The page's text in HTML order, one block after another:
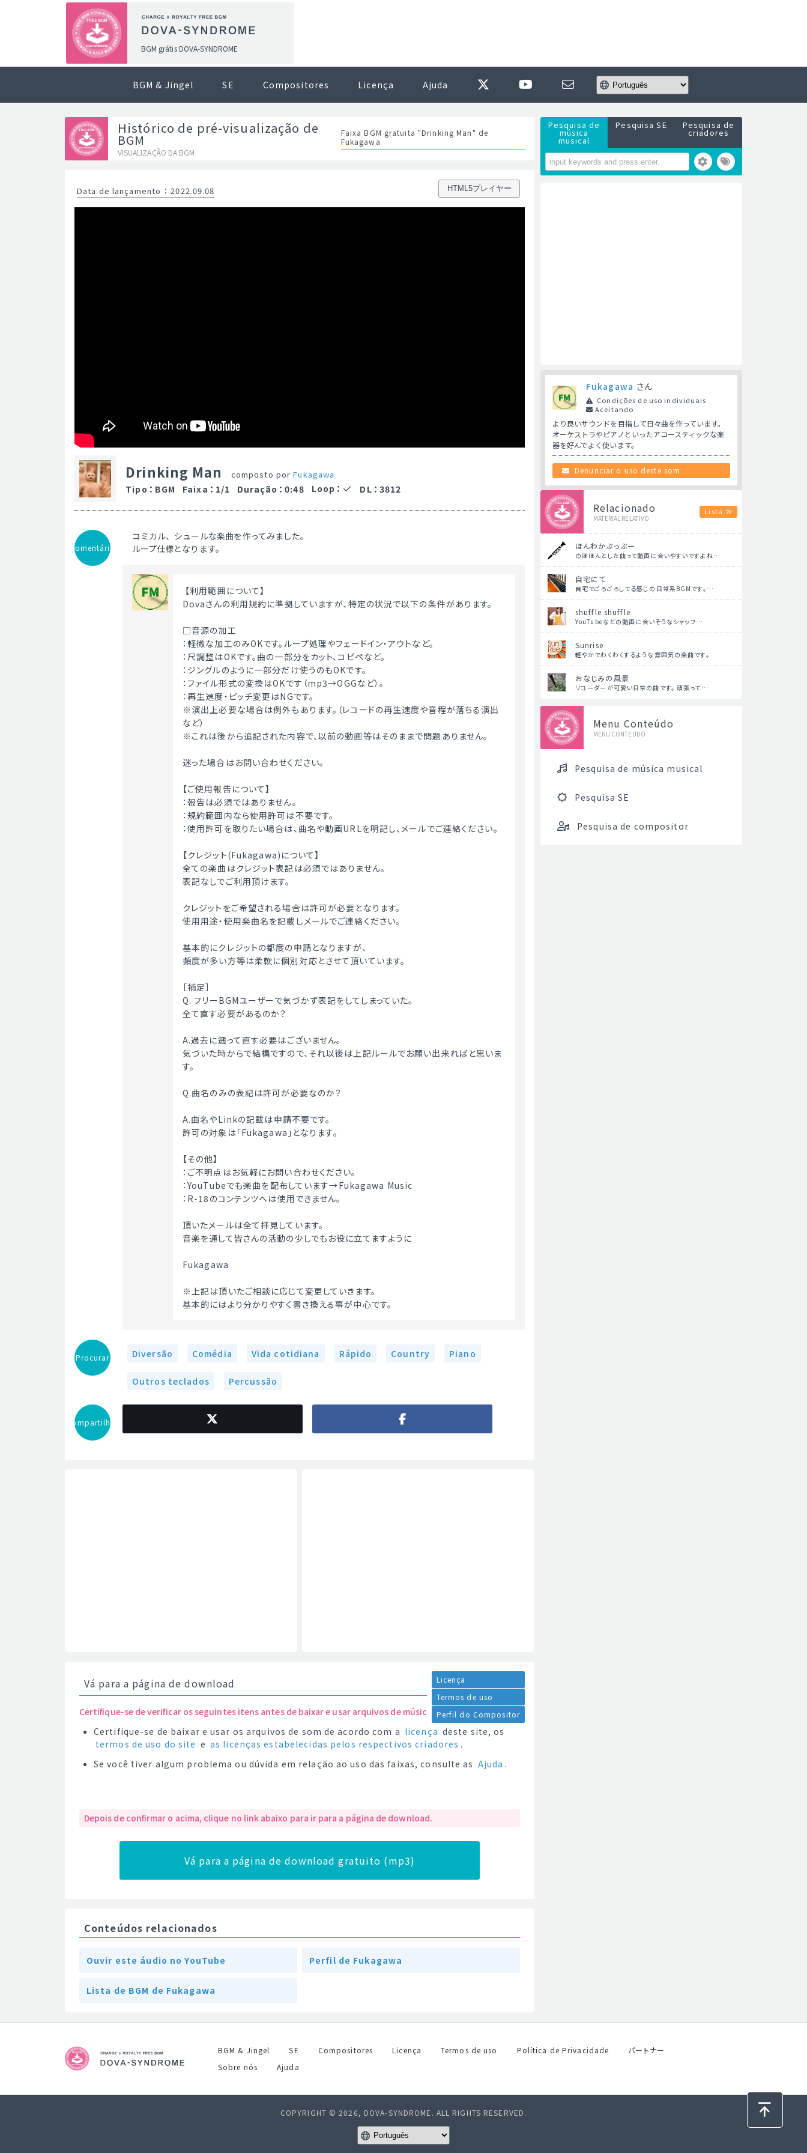
BGM grátis DOVA-SYNDROME
BGM & Jingel SE Compositores Licença Ajuda
Histórico de pré-visualização de
BGM
VISUALIZAÇÃO DA BGM
Faixa BGM gratuita "Drinking Man" de
Fukagawa
Data de lançamento ： 2022.09.08 HTML5プレイヤー
Drinking Man composto porFukagawa
Tipo ： BGM Faixa ： 1/1 Duração ： 0:48 Loop ： DL ： 3812
Comentário
コミカル、シュールな楽曲を作ってみました。
ループ仕様となります。
【利用範囲について】
Dovaさんの利用規約に準拠していますが、特定の状況で以下の条件があります。
□音源の加工
：軽微な加工のみOKです。ループ処理やフェードイン・アウトなど。
：尺調整はOKです。曲の一部分をカット、コピペなど。
：ジングルのように一部分だけ使うのもOKです。
：ファイル形式の変換はOKです（mp3→OGGなど）。
：再生速度・ピッチ変更はNGです。
※演出上必要な場合は例外もあります。（レコードの再生速度や音程が落ちる演出
など）
※これは後から追記された内容で、以前の動画等はそのままで問題ありません。
迷った場合はお問い合わせください。
【ご使用報告について】
：報告は必須ではありません。
：規約範囲内なら使用許可は不要です。
：使用許可を取りたい場合は、曲名や動画URLを明記し、メールでご連絡ください。
【クレジット(Fukagawa)について】
全ての楽曲はクレジット表記は必須ではありません。
表記なしでご利用頂けます。
クレジットをご希望される場合は許可が必要となります。
使用用途・使用楽曲名を記載しメールでご連絡ください。
基本的にクレジットの都度の申請となりますが、
頻度が多い方等は柔軟に個別対応とさせて頂いています。
［補足］
Q. フリーBGMユーザーで気づかず表記をしてしまっていた。
全て直す必要があるのか？
A.過去に遡って直す必要はございません。
気づいた時からで結構ですので、それ以後は上記ルールでお願い出来ればと思いま
す。
Q.曲名のみの表記は許可が必要なのか？
A.曲名やLinkの記載は申請不要です。
許可の対象は「Fukagawa」となります。
【その他】
：ご不明点はお気軽にお問い合わせください。
：YouTubeでも楽曲を配布しています→Fukagawa Music
：R-18のコンテンツへは使用できません。
頂いたメールは全て拝見しています。
音楽を通して皆さんの活動の少しでもお役に立てますように
Fukagawa
※上記は頂いたご相談に応じて変更していきます。
基本的にはより分かりやすく書き換える事が中心です。
Procurar Diversão Comédia Vida cotidiana Rápido Country Piano
Outros teclados Percussão
Compartilhar
Vá para a página de download
Licença
Termos de uso
Perfil do Compositor
Certifique-se de verificar os seguintes itens antes de baixar e usar arquivos de música.
Certifique-se de baixar e usar os arquivos de som de acordo com a licença deste site, os
termos de uso do site e as licenças estabelecidas pelos respectivos criadores .
Se você tiver algum problema ou dúvida em relação ao uso das faixas, consulte as Ajuda .
Depois de confirmar o acima, clique no link abaixo para ir para a página de download.
Vá para a página de download gratuito (mp3)
Conteúdos relacionados
Ouvir este áudio no YouTube Perfil de Fukagawa
Lista de BGM de Fukagawa
Pesquisa de
música
musical
Pesquisa SE Pesquisa de
criadores
Fukagawa さん
Condições de uso individuais
Aceitando
より良いサウンドを目指して日々曲を作っています。
オーケストラやピアノといったアコースティックな楽
器を好んでよく使います。
Denunciar o uso deste som
Relacionado
MATERIAL RELATIVO
Lista
ほんわかぷっぷー
のほほんとした曲って動画に合いやすいですよね…
自宅にて
自宅でごろごろしてる感じの日常系BGMです。…
shuffle shuffle
YouTubeなどの動画に合いそうなシャッフ…
Sunrise
軽やかでわくわくするような雰囲気の楽曲です。
おなじみの風景
リコーダーが可愛い日常の曲です。 頑張って…
Menu Conteúdo
MENU CONTEÚDO
Pesquisa de música musical
Pesquisa SE
Pesquisa de compositor
BGM & Jingel SE Compositores Licença Termos de uso Política de Privacidade
パートナー
Sobre nós
Ajuda
COPYRIGHT © 2026, DOVA-SYNDROME. ALL RIGHTS RESERVED.